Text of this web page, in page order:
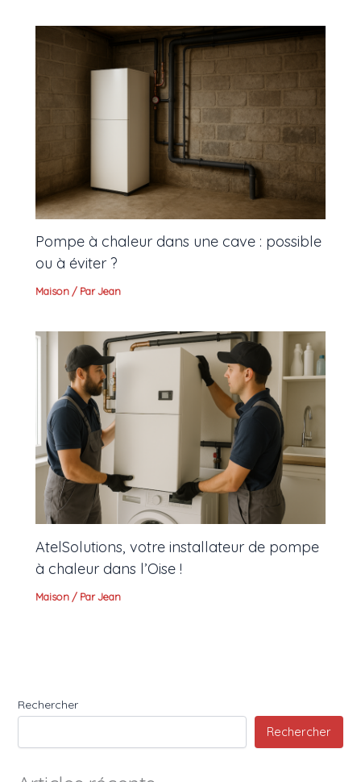
Pompe à chaleur dans une cave : possible
ou à éviter ?
Maison / ParJean
AtelSolutions, votre installateur de pompe
à chaleur dans l’Oise !
Maison / ParJean
Rechercher
Rechercher